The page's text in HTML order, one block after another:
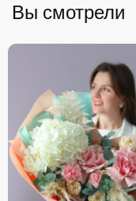
Вы смотрели